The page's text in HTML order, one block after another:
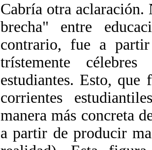
Cabría otra
brecha" entre
contrario, fue a
trístemente
estudiantes. Esto, que
corrientes
manera más concreta
a partir de producir